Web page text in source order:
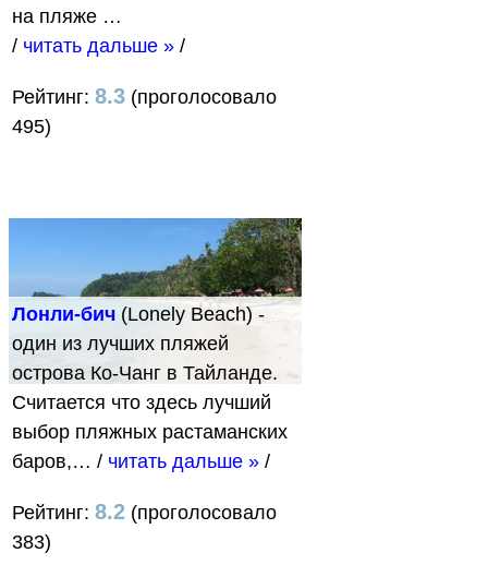
на пляже …
/ читать дальше » /
Рейтинг: 8.3 (проголосовало
495)
Лонли-бич (Lonely Beach) -
один из лучших пляжей
острова Ко-Чанг в Тайланде.
Считается что здесь лучший
выбор пляжных растаманских
баров,… / читать дальше » /
Рейтинг: 8.2 (проголосовало
383)